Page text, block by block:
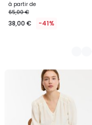
à partir de
65,00 €
38,00 € -41%